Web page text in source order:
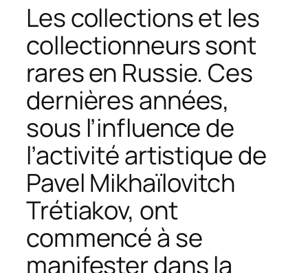
Les collections et les
collectionneurs sont
rares en Russie. Ces
dernières années,
sous l’influence de
l’activité artistique de
Pavel Mikhaïlovitch
Trétiakov, ont
commencé à se
manifester dans la